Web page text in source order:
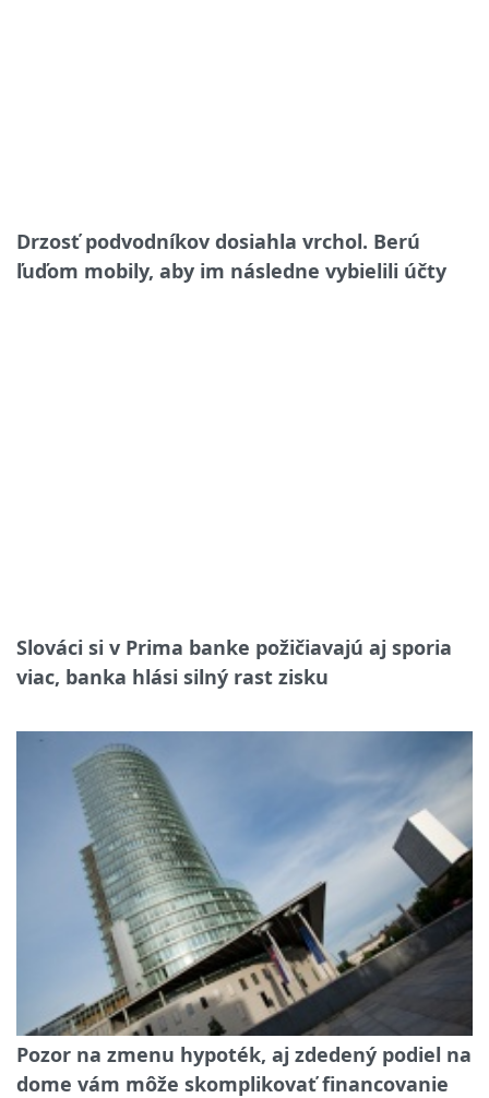
Drzosť podvodníkov dosiahla vrchol. Berú
ľuďom mobily, aby im následne vybielili účty
Slováci si v Prima banke požičiavajú aj sporia
viac, banka hlási silný rast zisku
Pozor na zmenu hypoték, aj zdedený podiel na
dome vám môže skomplikovať financovanie